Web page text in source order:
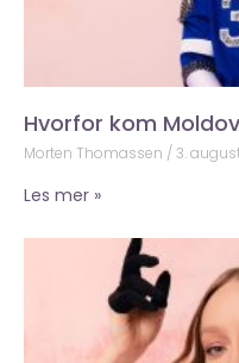
Hvorfor kom
Morten Thomassen 3.
Les mer »